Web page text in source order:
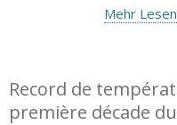
Mehr Lesen
Record de
première décade